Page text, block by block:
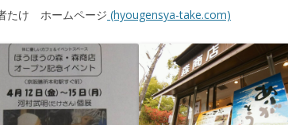
たけ ホームページ (hyougensya-take.com)